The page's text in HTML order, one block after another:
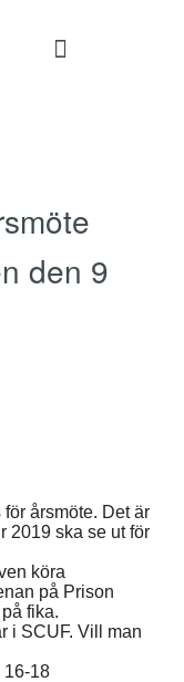
den 9
årsmöte. Det är
2019 ska se ut för
köra
på Prison
fika.
i SCUF. Vill man
16-18